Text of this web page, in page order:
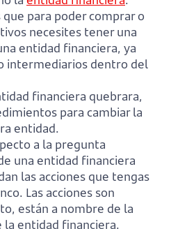
para poder comprar o
necesites tener una
entidad financiera, ya
intermediarios dentro del
financiera quebrara,
para cambiar la
entidad.
a la pregunta
una entidad financiera
las acciones que tengas
Las acciones son
están a nombre de la
entidad financiera.